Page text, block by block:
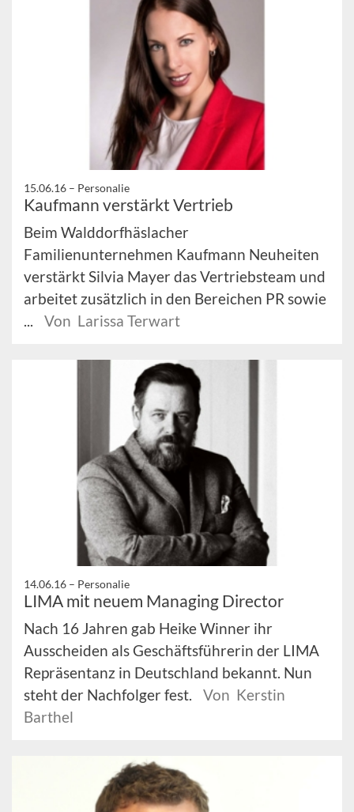
15.06.16 – Personalie
Kaufmann verstärkt Vertrieb
Beim Walddorfhäslacher
Familienunternehmen Kaufmann Neuheiten
verstärkt Silvia Mayer das Vertriebsteam und
arbeitet zusätzlich in den Bereichen PR sowie
Von Larissa Terwart
14.06.16 – Personalie
LIMA mit neuem Managing Director
Nach 16 Jahren gab Heike Winner ihr
Ausscheiden als Geschäftsführerin der LIMA
Repräsentanz in Deutschland bekannt. Nun
steht der Nachfolger fest.
Von Kerstin
Barthel